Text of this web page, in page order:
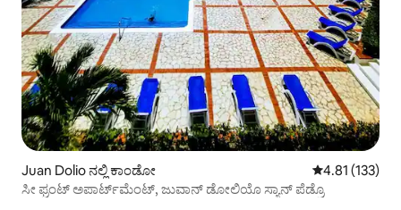
Juan Dolio ನಲ್ಲಿ ಕಾಂಡೋ 5 ರಲ್ಲಿ 4.81
4.81 (133)
ಸೀ ಫ್ರಂಟ್ ಅಪಾರ್ಟ್‌ಮೆಂಟ್, ಜುವಾನ್ ಡೋಲಿಯೊ ಸ್ಯಾನ್ ಪೆಡ್ರೊ